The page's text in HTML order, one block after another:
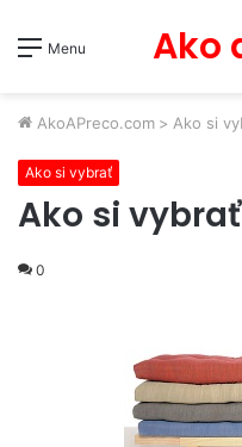
Menu Ako
AkoAPreco.com > Ako si
Ako si vybrať
Ako si
0